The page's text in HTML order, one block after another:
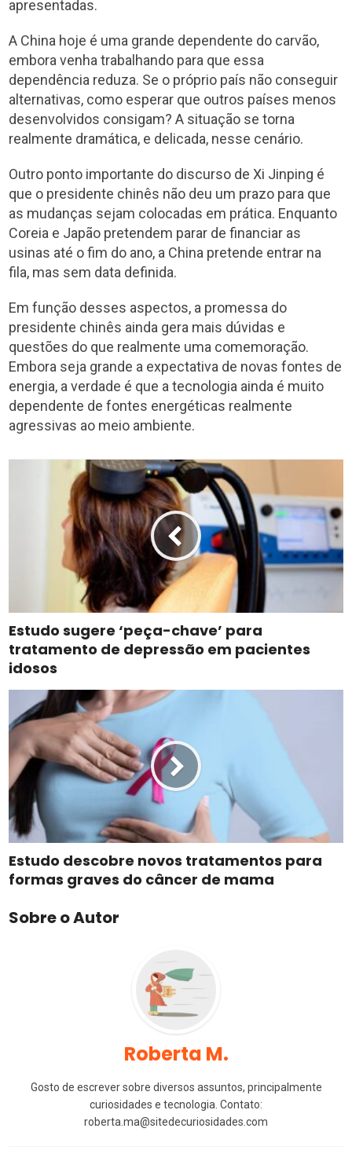
apresentadas.
A China hoje é uma grande dependente do carvão,
embora venha trabalhando para que essa
dependência reduza. Se o próprio país não conseguir
alternativas, como esperar que outros países menos
desenvolvidos consigam? A situação se torna
realmente dramática, e delicada, nesse cenário.
Outro ponto importante do discurso de Xi Jinping é
que o presidente chinês não deu um prazo para que
as mudanças sejam colocadas em prática. Enquanto
Coreia e Japão pretendem parar de financiar as
usinas até o fim do ano, a China pretende entrar na
fila, mas sem data definida.
Em função desses aspectos, a promessa do
presidente chinês ainda gera mais dúvidas e
questões do que realmente uma comemoração.
Embora seja grande a expectativa de novas fontes de
energia, a verdade é que a tecnologia ainda é muito
dependente de fontes energéticas realmente
agressivas ao meio ambiente.
Estudo sugere ‘peça-chave’ para
tratamento de depressão em pacientes
idosos
Estudo descobre novos tratamentos para
formas graves do câncer de mama
Sobre o Autor
Roberta M.
Gosto de escrever sobre diversos assuntos, principalmente
curiosidades e tecnologia. Contato:
roberta.ma@sitedecuriosidades.com